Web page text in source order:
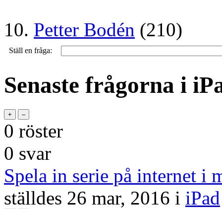
10. Petter Bodén (210)
Ställ en fråga:
Senaste frågorna i
0 röster
0 svar
Spela in serie på internet i
ställdes 26 mar, 2016 i iPad